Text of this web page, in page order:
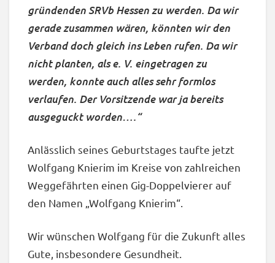
gründenden SRVb Hessen zu werden. Da wir
gerade zusammen wären, könnten wir den
Verband doch gleich ins Leben rufen. Da wir
nicht planten, als e. V. eingetragen zu
werden, konnte auch alles sehr formlos
verlaufen. Der Vorsitzende war ja bereits
ausgeguckt worden….“
Anlässlich seines Geburtstages taufte jetzt
Wolfgang Knierim im Kreise von zahlreichen
Weggefährten einen Gig-Doppelvierer auf
den Namen „Wolfgang Knierim“.
Wir wünschen Wolfgang für die Zukunft alles
Gute, insbesondere Gesundheit.